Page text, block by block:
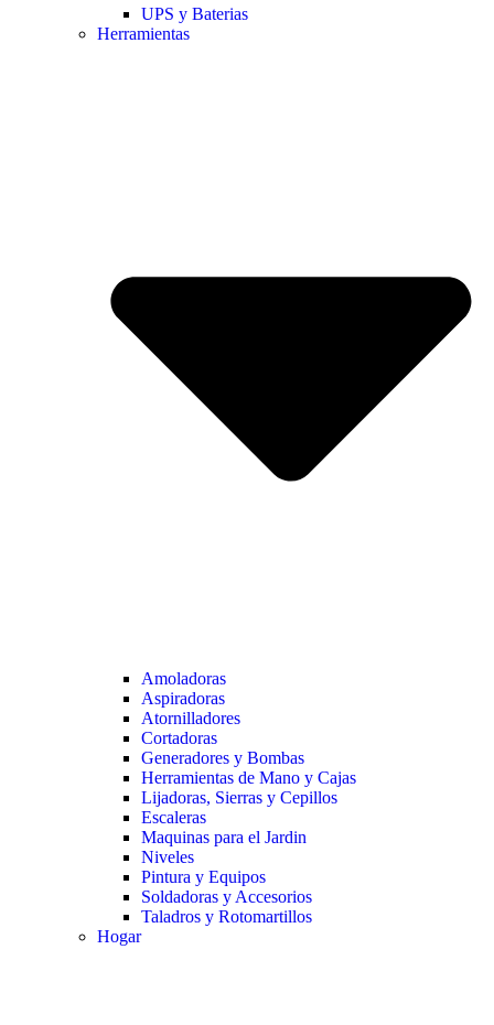
UPS y Baterias
Herramientas
Amoladoras
Aspiradoras
Atornilladores
Cortadoras
Generadores y Bombas
Herramientas de Mano y Cajas
Lijadoras, Sierras y Cepillos
Escaleras
Maquinas para el Jardin
Niveles
Pintura y Equipos
Soldadoras y Accesorios
Taladros y Rotomartillos
Hogar